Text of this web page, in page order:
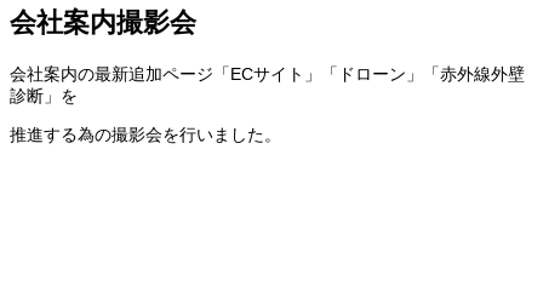
会社案内撮影会
会社案内の最新追加ページ「ECサイト」「ドローン」「赤外線外壁
診断」を
推進する為の撮影会を行いました。